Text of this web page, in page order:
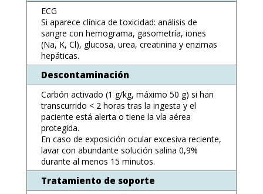
ECG
Si aparece clínica de toxicidad: análisis de
sangre con hemograma, gasometría, iones
(Na, K, Cl), glucosa, urea, creatinina y enzimas
hepáticas.
Descontaminación
Carbón activado (1 g/kg, máximo 50 g) si han
transcurrido < 2 horas tras la ingesta y el
paciente está alerta o tiene la vía aérea
protegida.
En caso de exposición ocular excesiva reciente,
lavar con abundante solución salina 0,9%
durante al menos 15 minutos.
Tratamiento de soporte